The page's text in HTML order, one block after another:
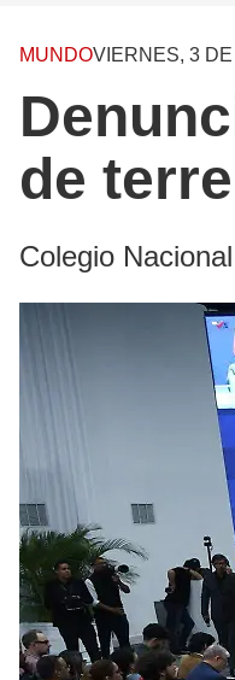
MUNDOVIERNES, 3
de
Colegio